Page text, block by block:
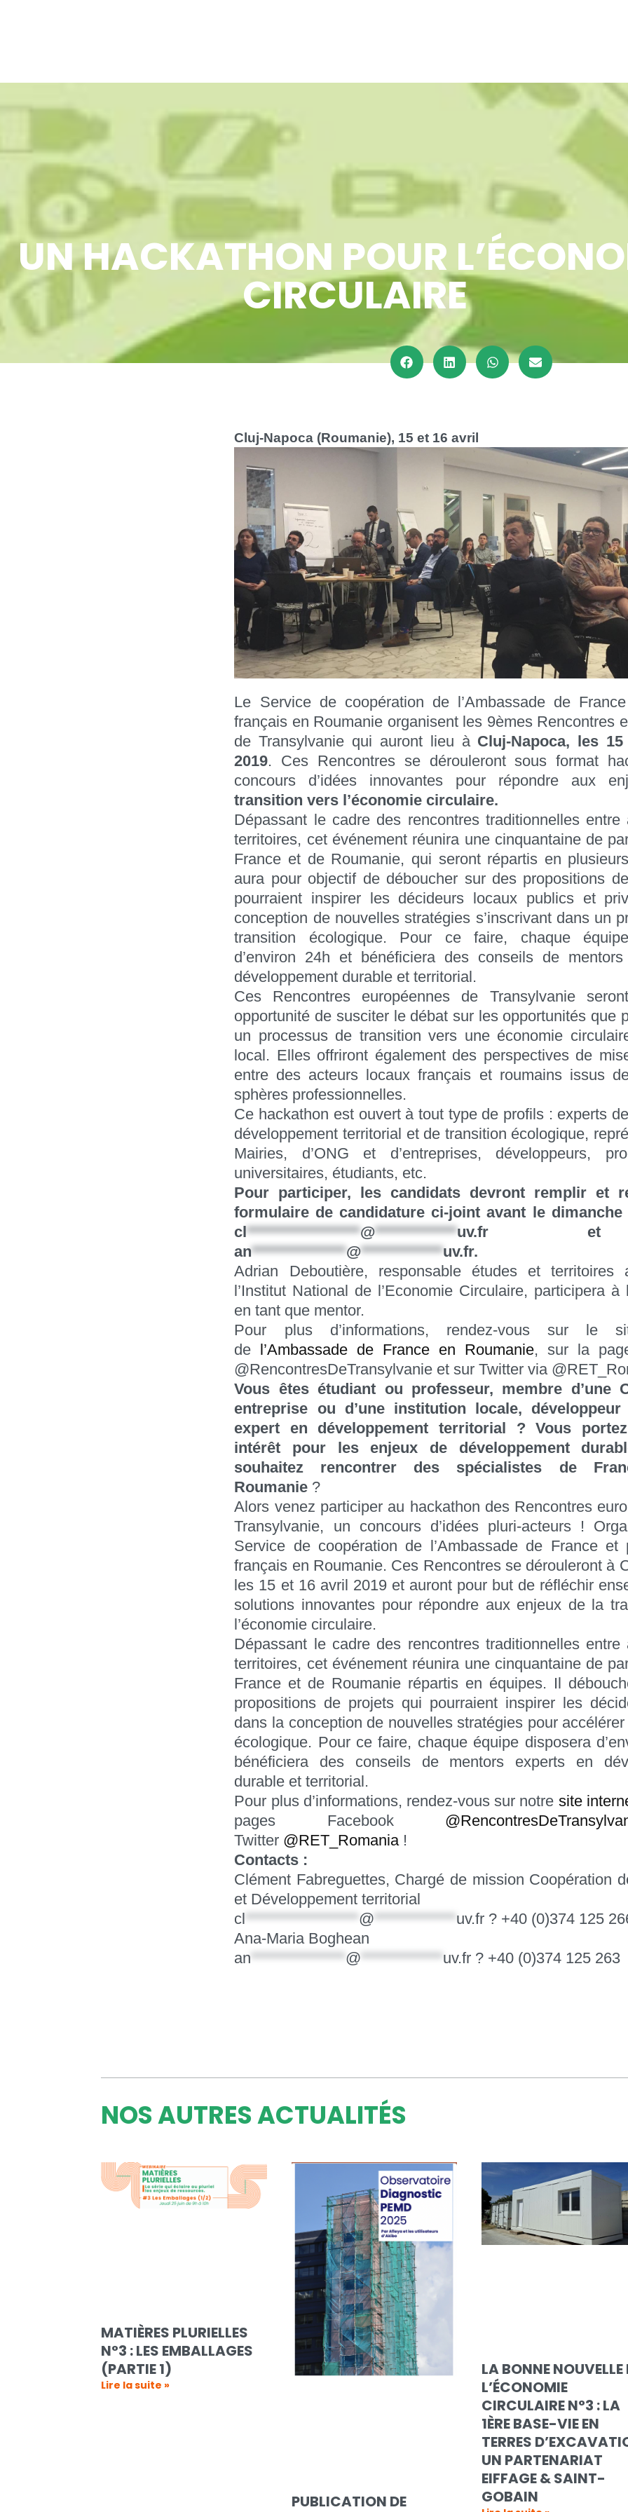
UN HACKATHON POUR
CIRCULAIRE
Cluj-Napoca (Roumanie), 15 et 16 avril
Le Service de coopération de l’Ambassade de
français en Roumanie organisent les 9èmes Rencontres
de Transylvanie qui auront lieu à Cluj-Napoca, les
2019. Ces Rencontres se dérouleront sous format
concours d’idées innovantes pour répondre aux
transition vers l’économie circulaire.
Dépassant le cadre des rencontres traditionnelles entre
territoires, cet événement réunira une cinquantaine de
France et de Roumanie, qui seront répartis en
aura pour objectif de déboucher sur des propositions
pourraient inspirer les décideurs locaux publics et
conception de nouvelles stratégies s’inscrivant dans un
transition écologique. Pour ce faire, chaque
d’environ 24h et bénéficiera des conseils de
développement durable et territorial.
Ces Rencontres européennes de Transylvanie
opportunité de susciter le débat sur les opportunités que
un processus de transition vers une économie
local. Elles offriront également des perspectives de
entre des acteurs locaux français et roumains issus
sphères professionnelles.
Ce hackathon est ouvert à tout type de profils : experts
développement territorial et de transition écologique,
Mairies, d’ONG et d’entreprises, développeurs,
universitaires, étudiants, etc.
Pour participer, les candidats devront remplir et
formulaire de candidature ci-joint avant le dimanche
cl******************@*************uv.fr et
an***************@*************uv.fr.
Adrian Deboutière, responsable études et
l’Institut National de l’Economie Circulaire, participera à
en tant que mentor.
Pour plus d’informations, rendez-vous sur le
de l’Ambassade de France en Roumanie, sur la
@RencontresDeTransylvanie et sur Twitter via
Vous êtes étudiant ou professeur, membre d’une
entreprise ou d’une institution locale,
expert en développement territorial ? Vous
intérêt pour les enjeux de développement
souhaitez rencontrer des spécialistes de
Roumanie ?
Alors venez participer au hackathon des Rencontres
Transylvanie, un concours d’idées pluri-acteurs !
Service de coopération de l’Ambassade de France et
français en Roumanie. Ces Rencontres se dérouleront à
les 15 et 16 avril 2019 et auront pour but de réfléchir
solutions innovantes pour répondre aux enjeux de la
l’économie circulaire.
Dépassant le cadre des rencontres traditionnelles entre
territoires, cet événement réunira une cinquantaine de
France et de Roumanie répartis en équipes. Il
propositions de projets qui pourraient inspirer les
dans la conception de nouvelles stratégies pour
écologique. Pour ce faire, chaque équipe disposera
bénéficiera des conseils de mentors experts en
durable et territorial.
Pour plus d’informations, rendez-vous sur notre site
pages Facebook
Twitter @RET_Romania !
Contacts :
Clément Fabreguettes, Chargé de mission Coopération
et Développement territorial
cl****************** @************* uv.fr ? +40 (0)374 125
Ana-Maria Boghean
an*************** @************* uv.fr ? +40 (0)374 125 263
NOS AUTRES ACTUALITÉS
MATIÈRES PLURIELLES
N°3 : LES EMBALLAGES
(PARTIE 1)
Lire la suite »
PUBLICATION DE
LA BONNE NOUVELLE
L’ÉCONOMIE
CIRCULAIRE N°3 : LA
1ÈRE BASE-VIE EN
TERRES
UN PARTENARIAT
EIFFAGE & SAINT-
GOBAIN